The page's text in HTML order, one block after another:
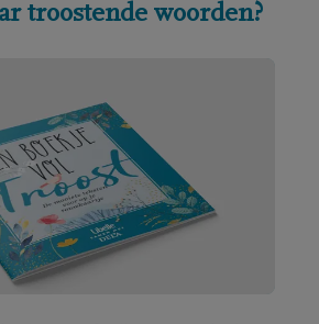
troostende woorden?